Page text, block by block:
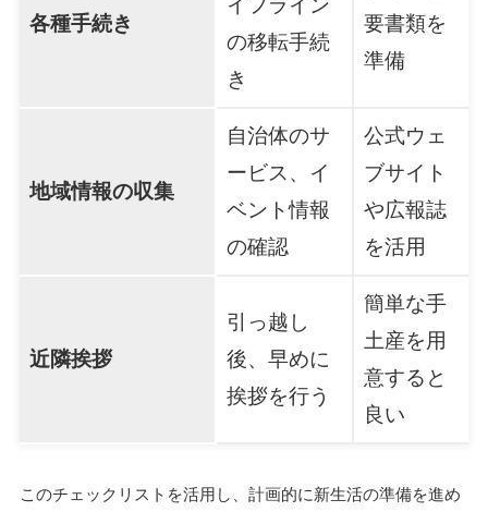
各種手続き
イフライン
の移転手続
き
要書類を
準備
地域情報の収集
自治体のサ
ービス、イ
ベント情報
の確認
公式ウェ
ブサイト
や広報誌
を活用
近隣挨拶
引っ越し
後、早めに
挨拶を行う
簡単な手
土産を用
意すると
良い
このチェックリストを活用し、計画的に新生活の準備を進め